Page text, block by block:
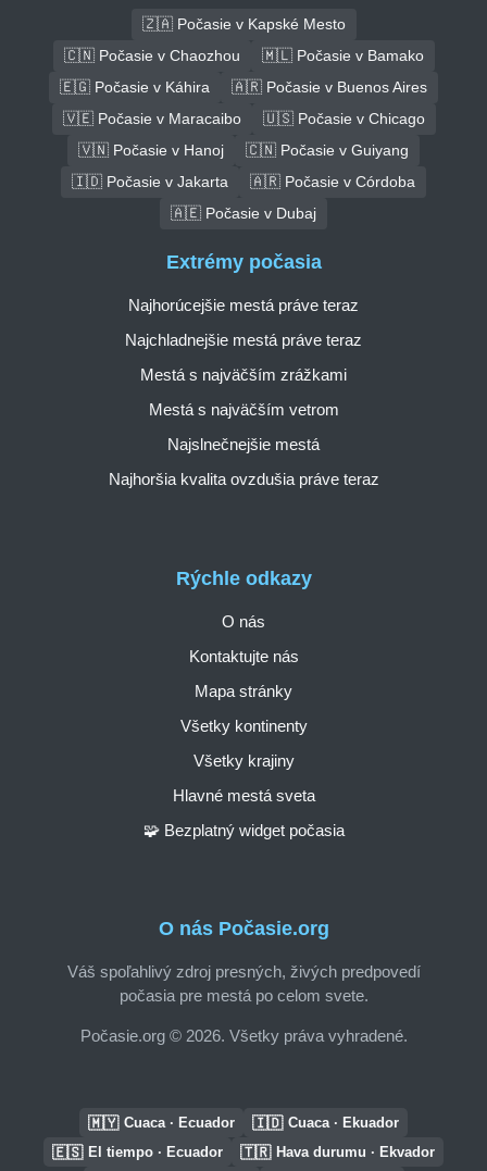
🇿🇦 Počasie v Kapské Mesto
🇨🇳 Počasie v Chaozhou
🇲🇱 Počasie v Bamako
🇪🇬 Počasie v Káhira
🇦🇷 Počasie v Buenos Aires
🇻🇪 Počasie v Maracaibo
🇺🇸 Počasie v Chicago
🇻🇳 Počasie v Hanoj
🇨🇳 Počasie v Guiyang
🇮🇩 Počasie v Jakarta
🇦🇷 Počasie v Córdoba
🇦🇪 Počasie v Dubaj
O nás Počasie.org
Váš spoľahlivý zdroj presných, živých predpovedí
počasia pre mestá po celom svete.
Počasie.org © 2026. Všetky práva vyhradené.
Rýchle odkazy
O nás
Kontaktujte nás
Mapa stránky
Všetky kontinenty
Všetky krajiny
Hlavné mestá sveta
🧩 Bezplatný widget počasia
Extrémy počasia
Najhorúcejšie mestá práve teraz
Najchladnejšie mestá práve teraz
Mestá s najväčším zrážkami
Mestá s najväčším vetrom
Najslnečnejšie mestá
Najhoršia kvalita ovzdušia práve teraz
🇲🇾 Cuaca · Ecuador 🇮🇩 Cuaca · Ekuador
🇪🇸 El tiempo · Ecuador 🇹🇷 Hava durumu · Ekvador